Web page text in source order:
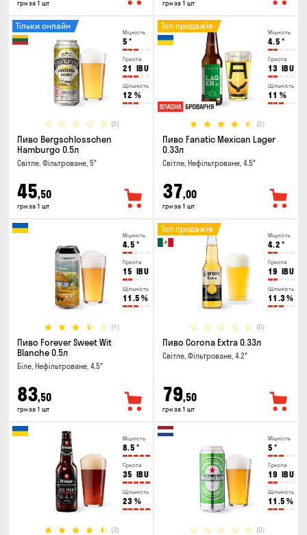
грн за 1 шт грн за 1 шт
Міцність
5 °
Гіркота
21 IBU
Щільність
12 %
(0)
Тільки онлайн
Пиво Bergschlosschen
Hamburgo 0.5л
Світле, Фільтроване, 5°
45,50
грн за 1 шт
Міцність
4.5 °
Гіркота
13 IBU
Щільність
11 %
(2)
Топ продажів
Пиво Fanatic Mexican Lager
0.33л
Світле, Нефільтроване, 4.5°
37,00
грн за 1 шт
Міцність
4.5 °
Гіркота
15 IBU
Щільність
11.5 %
(1)
Пиво Forever Sweet Wit
Blanche 0.5л
Біле, Нефільтроване, 4.5°
83,50
грн за 1 шт
Міцність
4.2 °
Гіркота
19 IBU
Щільність
11.3%
(0)
Топ продажів
Пиво Corona Extra 0.33л
Світле, Фільтроване, 4.2°
79,50
грн за 1 шт
Міцність
8.5 °
Гіркота
35 IBU
Щільність
23 %
(3)
Міцність
5 °
Гіркота
19 IBU
Щільність
11.5 %
(0)